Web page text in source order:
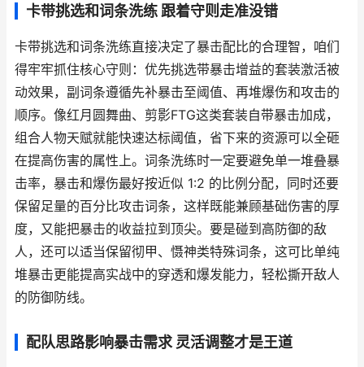
卡带挑选和词条洗练 跟着守则走准没错
卡带挑选和词条洗练直接决定了暴击配比的合理智，咱们
得牢牢抓住核心守则：优先挑选带暴击增益的套装激活被
动效果，副词条遵循先补暴击至阈值、再堆爆伤和攻击的
顺序。像红月圆舞曲、剪影FTG这类套装自带暴击加成，
组合人物天赋就能快速达标阈值，省下来的资源可以全砸
在提高伤害的属性上。词条洗练时一定要避免单一堆叠暴
击率，暴击和爆伤最好按近似 1:2 的比例分配，同时还要
保留足量的百分比攻击词条，这样既能兼顾基础伤害的厚
度，又能把暴击的收益拉到顶尖。要是碰到高防御的敌
人，还可以适当保留彻甲、慑神类特殊词条，这可比单纯
堆暴击更能提高实战中的穿透和爆发能力，轻松撕开敌人
的防御防线。
配队思路影响暴击需求 灵活调整才是王道